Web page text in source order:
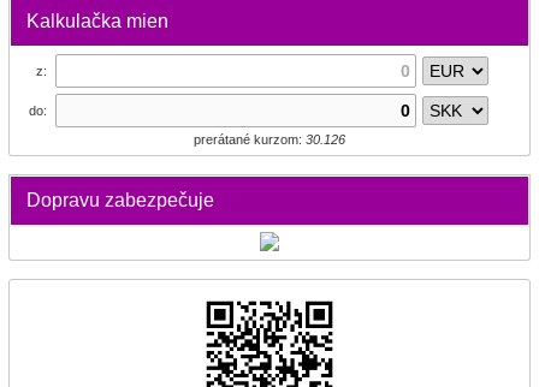
Kalkulačka mien
z:
do:
prerátané kurzom: 30.126
Dopravu zabezpečuje